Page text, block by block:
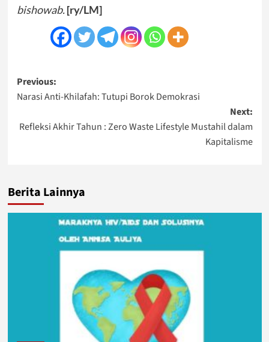
bishowab. [ry/LM]
Post
navigation
Previous:
Narasi Anti-Khilafah: Tutupi Borok Demokrasi
Next:
Refleksi Akhir Tahun : Zero Waste Lifestyle Mustahil dalam
Kapitalisme
Berita Lainnya